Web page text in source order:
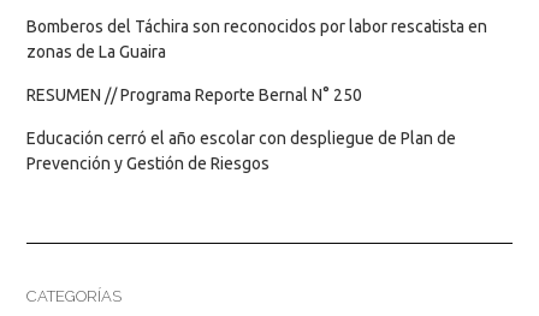
Bomberos del Táchira son reconocidos por labor rescatista en
zonas de La Guaira
RESUMEN // Programa Reporte Bernal N° 250
Educación cerró el año escolar con despliegue de Plan de
Prevención y Gestión de Riesgos
CATEGORÍAS